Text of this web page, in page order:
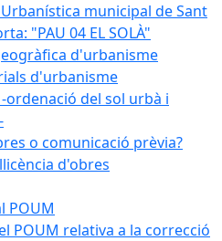
municipal de Sant
"PAU 04 EL SOLÀ"
d'urbanisme
d'urbanisme
ordenació del sol urbà i
o comunicació prèvia?
d'obres
POUM
POUM relativa a la correcció